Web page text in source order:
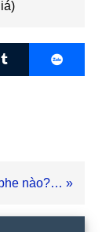
nào?… »